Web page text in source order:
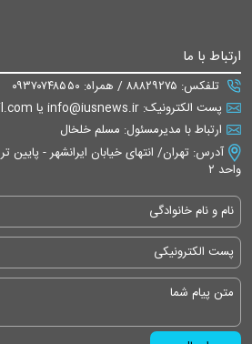
ارتباط با ما
تلفکس: ۸۸۸۲۹۲۷۵ / همراه: ۰۹۳۷۰۷۴۸۵۵۰
پست الکترونیک: info@iusnews.ir یا eiusnews@gmail.com
ارتباط با مدیرمسئول: مسلم خلخال
واحد ۲